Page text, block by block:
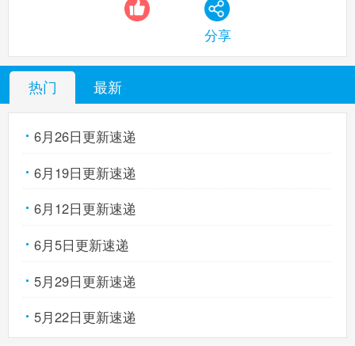
分享
热门 最新
6月26日更新速递
6月19日更新速递
6月12日更新速递
6月5日更新速递
5月29日更新速递
5月22日更新速递